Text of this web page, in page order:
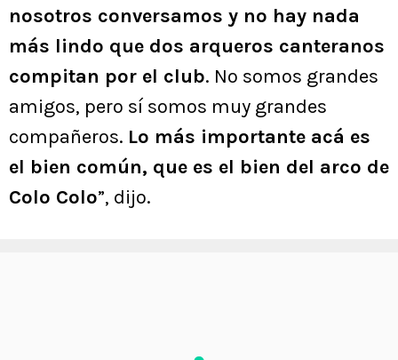
nosotros conversamos y no hay nada
más lindo que dos arqueros canteranos
compitan por el club. No somos grandes
amigos, pero sí somos muy grandes
compañeros. Lo más importante acá es
el bien común, que es el bien del arco de
Colo Colo”, dijo.